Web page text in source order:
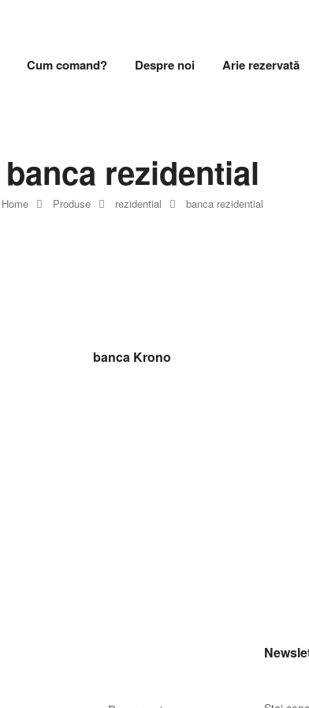
Cum comand? Despre noi Arie rezervată
Home Produse rezidential banca rezidential
banca rezidential
CITEȘTE MAI MULT
banca Krono